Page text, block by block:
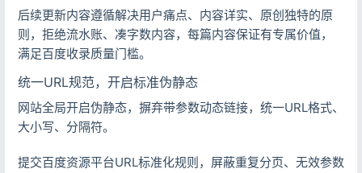
后续更新内容遵循解决用户痛点、内容详实、原创独特的原
则，拒绝流水账、凑字数内容，每篇内容保证有专属价值，
满足百度收录质量门槛。
统一URL规范，开启标准伪静态
网站全局开启伪静态，摒弃带参数动态链接，统一URL格式、
大小写、分隔符。
提交百度资源平台URL标准化规则，屏蔽重复分页、无效参数